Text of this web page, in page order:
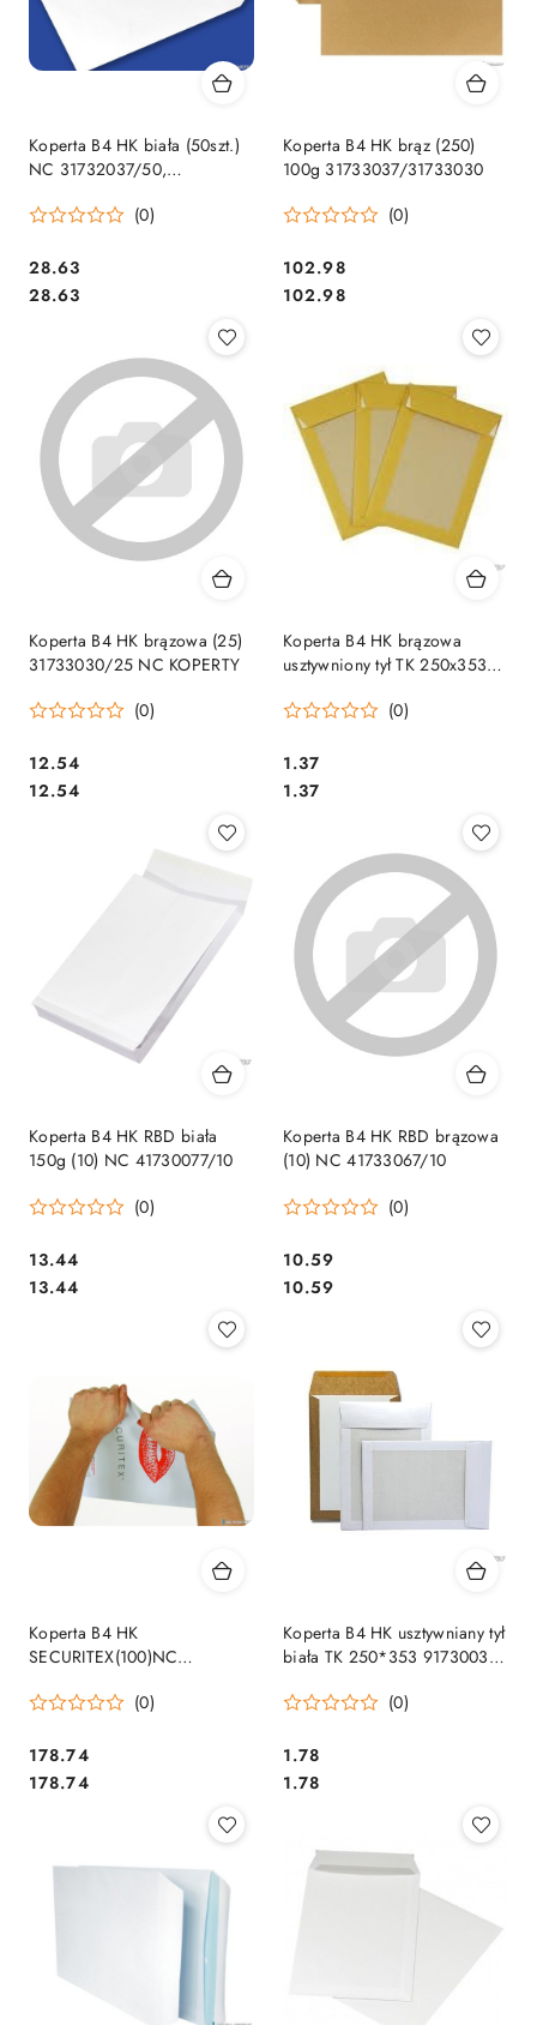
Koperta B4 HK biała (50szt.)
NC 31732037/50,
(0)
Cena:
28.63
Cena:
28.63
Koperta B4 HK brąz (250)
100g 31733037/31733030
(0)
Cena:
102.98
Cena:
102.98
Koperta B4 HK brązowa (25)
31733030/25 NC KOPERTY
(0)
Cena:
12.54
Cena:
12.54
Koperta B4 HK brązowa
usztywniony tył TK 250x353
91733037
(0)
Cena:
1.37
Cena:
1.37
Koperta B4 HK RBD biała
150g (10) NC 41730077/10
(0)
Cena:
13.44
Cena:
13.44
Koperta B4 HK RBD brązowa
(10) NC 41733067/10
(0)
Cena:
10.59
Cena:
10.59
Koperta B4 HK
SECURITEX(100)NC
(0)
Cena:
178.74
Cena:
178.74
Koperta B4 HK usztywniany tył
biała TK 250*353 91730037
(0)
Cena:
1.78
Cena:
1.78